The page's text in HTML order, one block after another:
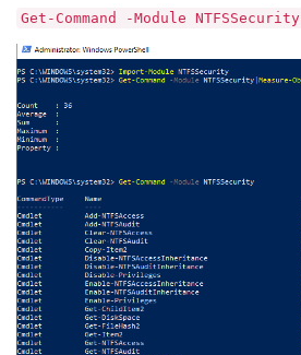
Get-Command -Module NTFSSecurity